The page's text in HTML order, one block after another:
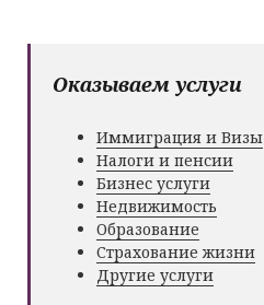
Оказываем услуги
Иммиграция и Визы
Налоги и пенсии
Бизнес услуги
Недвижимость
Образование
Страхование жизни
Другие услуги